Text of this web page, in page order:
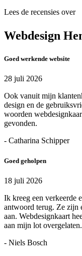
Lees de recensies over
Webdesign
Goed werkende website
28 juli 2026
Ook vanuit mijn
design en de
woorden
gevonden.
- Catharina Schipper
Goed geholpen
18 juli 2026
Ik kreeg een verkeerde
antwoord terug. Ze zijn
aan. Webdesignkaart
aan mijn lot overgelaten.
- Niels Bosch